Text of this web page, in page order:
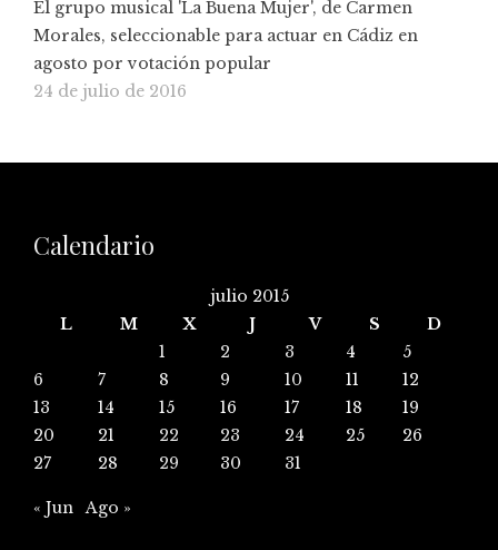
El grupo musical 'La Buena Mujer', de Carmen
Morales, seleccionable para actuar en Cádiz en
agosto por votación popular
24 de julio de 2016
Calendario
julio 2015
L
M X J V S
D
1
2 3 4
5
6
7 8 9 10 11
12
13
14 15 16 17 18
19
20
21 22 23 24 25
26
27
28 29 30 31
« Jun Ago »